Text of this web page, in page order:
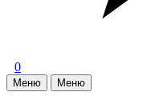
0
Меню Меню